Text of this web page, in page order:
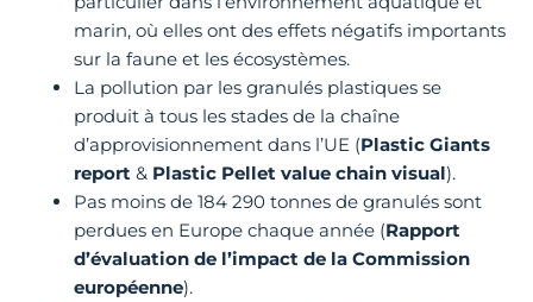
marin, où elles ont des effets négatifs importants
sur la faune et les écosystèmes.
La pollution par les granulés plastiques se
produit à tous les stades de la chaîne
d’approvisionnement dans l’UE (Plastic Giants
report & Plastic Pellet value chain visual).
Pas moins de 184 290 tonnes de granulés sont
perdues en Europe chaque année (Rapport
d’évaluation de l’impact de la Commission
européenne).